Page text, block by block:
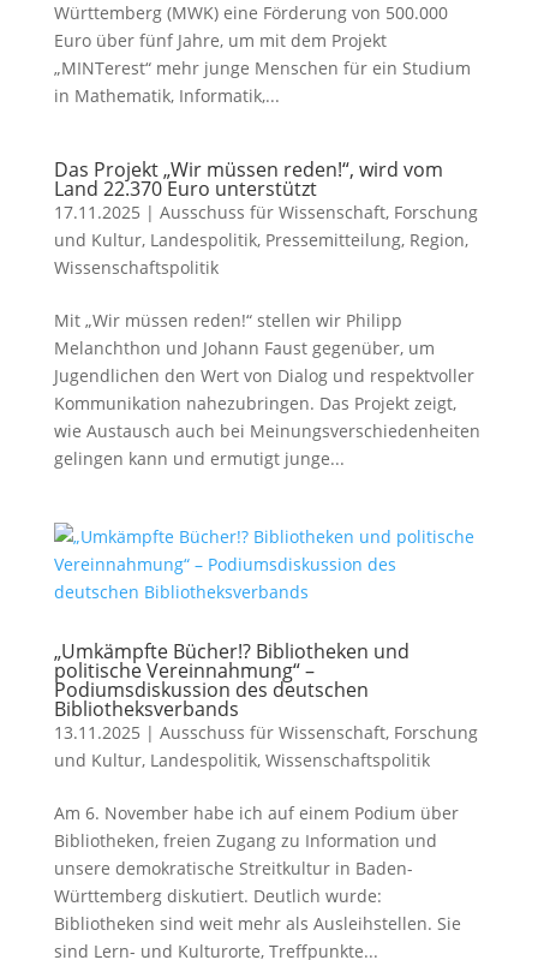
Württemberg (MWK) eine Förderung von 500.000
Euro über fünf Jahre, um mit dem Projekt
„MINTerest“ mehr junge Menschen für ein Studium
in Mathematik, Informatik,...
Das Projekt „Wir müssen reden!“, wird vom
Land 22.370 Euro unterstützt
17.11.2025 | Ausschuss für Wissenschaft, Forschung
und Kultur, Landespolitik, Pressemitteilung, Region,
Wissenschaftspolitik
Mit „Wir müssen reden!“ stellen wir Philipp
Melanchthon und Johann Faust gegenüber, um
Jugendlichen den Wert von Dialog und respektvoller
Kommunikation nahezubringen. Das Projekt zeigt,
wie Austausch auch bei Meinungsverschiedenheiten
gelingen kann und ermutigt junge...
„Umkämpfte Bücher!? Bibliotheken und
politische Vereinnahmung“ –
Podiumsdiskussion des deutschen
Bibliotheksverbands
13.11.2025 | Ausschuss für Wissenschaft, Forschung
und Kultur, Landespolitik, Wissenschaftspolitik
Am 6. November habe ich auf einem Podium über
Bibliotheken, freien Zugang zu Information und
unsere demokratische Streitkultur in Baden-
Württemberg diskutiert. Deutlich wurde:
Bibliotheken sind weit mehr als Ausleihstellen. Sie
sind Lern- und Kulturorte, Treffpunkte...